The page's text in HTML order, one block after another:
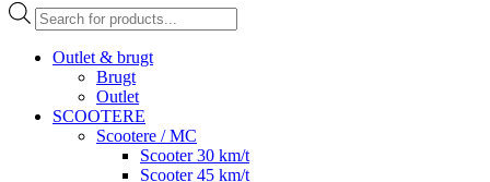
Products
search
Outlet & brugt
Brugt
Outlet
SCOOTERE
Scootere / MC
Scooter 30 km/t
Scooter 45 km/t